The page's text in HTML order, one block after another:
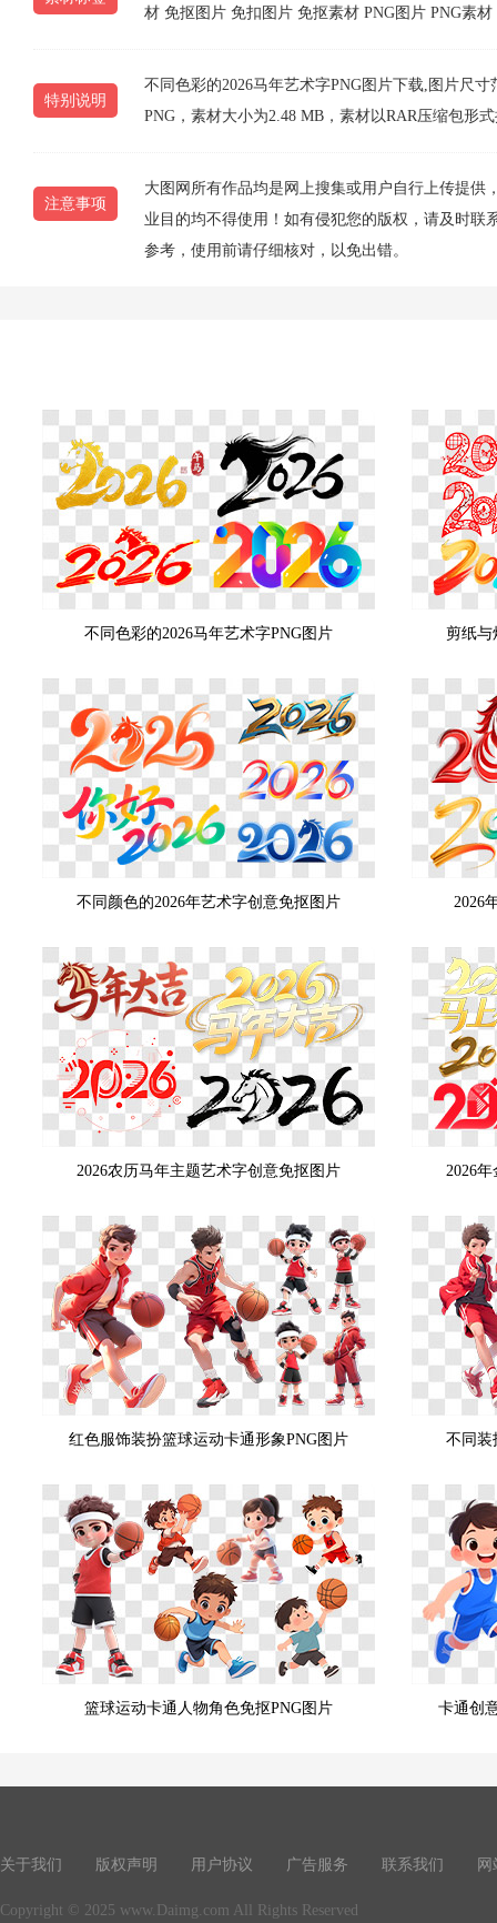
材 免抠图片 免扣图片 免抠素材 PNG图片 PNG素材
特别说明
不同色彩的2026马年艺术字PNG图片下载,图片尺寸
PNG，素材大小为2.48 MB，素材以RAR压缩包形
注意事项
大图网所有作品均是网上搜集或用户自行上传提
业目的均不得使用！如有侵犯您的版权，请及时联
参考，使用前请仔细核对，以免出错。
不同色彩的2026马年艺术字PNG图片 剪纸与
不同颜色的2026年艺术字创意免抠图片 2026
2026农历马年主题艺术字创意免抠图片 2026
红色服饰装扮篮球运动卡通形象PNG图片 不同装
篮球运动卡通人物角色免抠PNG图片 卡通创
关于我们 版权声明 用户协议 广告服务 联系我们 网
Copyright © 2025 www.Daimg.com All Rights Reserved